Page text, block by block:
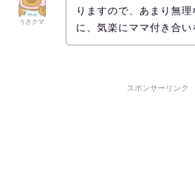
うさクマ
りますので、あまり無
に、気楽にママ付き合い
スポンサーリンク